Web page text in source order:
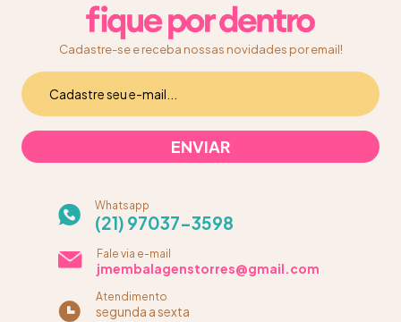
Cadastre-se e receba nossas novidades por email!
Whatsapp
(21) 97037-3598
Fale via e-mail
jmembalagenstorres@gmail.com
Atendimento
segunda a sexta